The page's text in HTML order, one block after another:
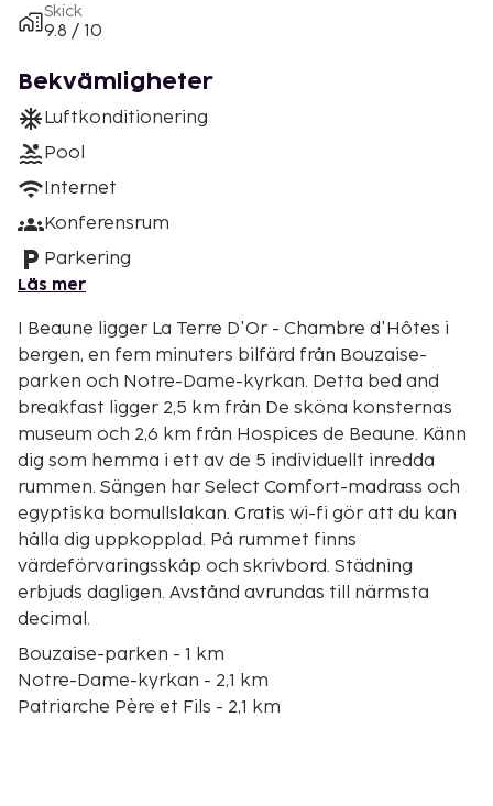
Skick
9.8 / 10
Bekvämligheter
Luftkonditionering
Pool
Internet
Konferensrum
Parkering
Läs mer
I Beaune ligger La Terre D'Or - Chambre d'Hôtes i
bergen, en fem minuters bilfärd från Bouzaise-
parken och Notre-Dame-kyrkan. Detta bed and
breakfast ligger 2,5 km från De sköna konsternas
museum och 2,6 km från Hospices de Beaune. Känn
dig som hemma i ett av de 5 individuellt inredda
rummen. Sängen har Select Comfort-madrass och
egyptiska bomullslakan. Gratis wi-fi gör att du kan
hålla dig uppkopplad. På rummet finns
värdeförvaringsskåp och skrivbord. Städning
erbjuds dagligen. Avstånd avrundas till närmsta
decimal.
Bouzaise-parken - 1 km
Notre-Dame-kyrkan - 2,1 km
Patriarche Père et Fils - 2,1 km